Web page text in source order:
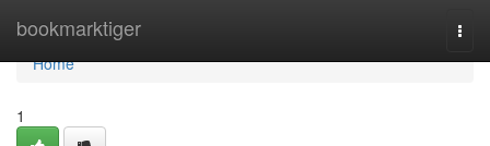
bookmarktiger
Home
Home
1